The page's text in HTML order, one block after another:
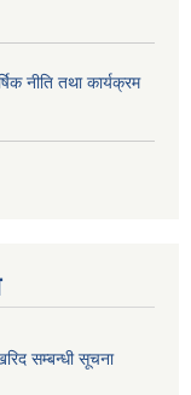
नीति तथा कार्यक्रम
सम्बन्धी सूचना